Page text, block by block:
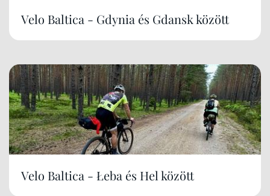
Velo Baltica - Gdynia és Gdansk között
Velo Baltica - Łeba és Hel között